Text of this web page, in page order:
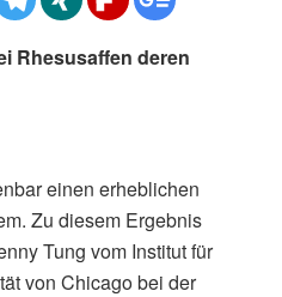
Rhesusaffen deren
einen erheblichen
Zu diesem Ergebnis
Tung vom Institut für
von Chicago bei der